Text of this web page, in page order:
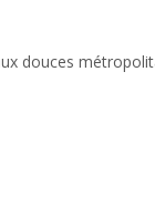
douces